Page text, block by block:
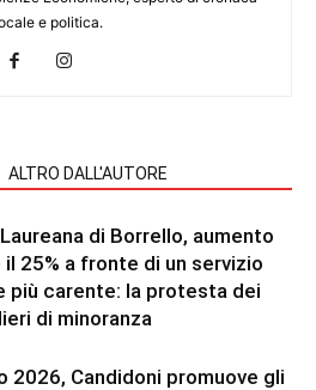
e politica.
ALTRO DALL'AUTORE
di Borrello, aumento
25% a fronte di un servizio
più carente: la protesta dei
di minoranza
2026, Candidoni promuove gli